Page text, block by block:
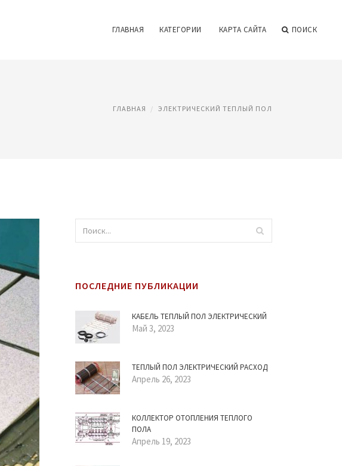
ГЛАВНАЯ КАТЕГОРИИ КАРТА САЙТА ПОИСК
ГЛАВНАЯ ЭЛЕКТРИЧЕСКИЙ ТЕПЛЫЙ ПОЛ
ПОСЛЕДНИЕ ПУБЛИКАЦИИ
КАБЕЛЬ ТЕПЛЫЙ ПОЛ ЭЛЕКТРИЧЕСКИЙ
Май 3, 2023
ТЕПЛЫЙ ПОЛ ЭЛЕКТРИЧЕСКИЙ РАСХОД
Апрель 26, 2023
КОЛЛЕКТОР ОТОПЛЕНИЯ ТЕПЛОГО
ПОЛА
Апрель 19, 2023